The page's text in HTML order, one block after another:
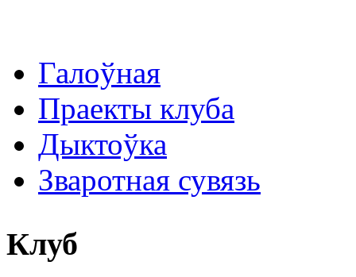
Галоўная
Праекты клуба
Дыктоўка
Зваротная сувязь
Клуб